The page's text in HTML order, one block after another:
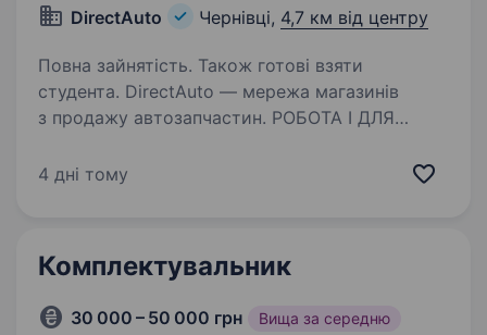
DirectAuto Чернівці, 4,7 км від центру
Повна зайнятість. Також готові взяти
студента. DirectAuto — мережа магазинів
з продажу автозапчастин. РОБОТА І ДЛЯ
водійського посвідчення перспектива робота
4 дні тому
Комплектувальник
30 000 – 50 000 грн Вища за середню